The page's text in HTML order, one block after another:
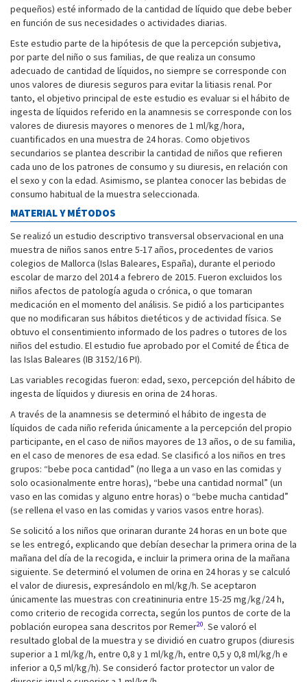
pequeños) esté informado de la cantidad de líquido que debe beber
en función de sus necesidades o actividades diarias.
Este estudio parte de la hipótesis de que la percepción subjetiva,
por parte del niño o sus familias, de que realiza un consumo
adecuado de cantidad de líquidos, no siempre se corresponde con
unos valores de diuresis seguros para evitar la litiasis renal. Por
tanto, el objetivo principal de este estudio es evaluar si el hábito de
ingesta de líquidos referido en la anamnesis se corresponde con los
valores de diuresis mayores o menores de 1 ml/kg/hora,
cuantificados en una muestra de 24 horas. Como objetivos
secundarios se plantea describir la cantidad de niños que refieren
cada uno de los patrones de consumo y su diuresis, en relación con
el sexo y con la edad. Asimismo, se plantea conocer las bebidas de
consumo habitual de la muestra seleccionada.
MATERIAL Y MÉTODOS
Se realizó un estudio descriptivo transversal observacional en una
muestra de niños sanos entre 5-17 años, procedentes de varios
colegios de Mallorca (Islas Baleares, España), durante el periodo
escolar de marzo del 2014 a febrero de 2015. Fueron excluidos los
niños afectos de patología aguda o crónica, o que tomaran
medicación en el momento del análisis. Se pidió a los participantes
que no modificaran sus hábitos dietéticos y de actividad física. Se
obtuvo el consentimiento informado de los padres o tutores de los
niños del estudio. El estudio fue aprobado por el Comité de Ética de
las Islas Baleares (IB 3152/16 PI).
Las variables recogidas fueron: edad, sexo, percepción del hábito de
ingesta de líquidos y diuresis en orina de 24 horas.
A través de la anamnesis se determinó el hábito de ingesta de
líquidos de cada niño referida únicamente a la percepción del propio
participante, en el caso de niños mayores de 13 años, o de su familia,
en el caso de menores de esa edad. Se clasificó a los niños en tres
grupos: “bebe poca cantidad” (no llega a un vaso en las comidas y
solo ocasionalmente entre horas), “bebe una cantidad normal” (un
vaso en las comidas y alguno entre horas) o “bebe mucha cantidad”
(se rellena el vaso en las comidas y varios vasos entre horas).
Se solicitó a los niños que orinaran durante 24 horas en un bote que
se les entregó, explicando que debían desechar la primera orina de la
mañana del día de la recogida, e incluir la primera orina de la mañana
siguiente. Se determinó el volumen de orina en 24 horas y se calculó
el valor de diuresis, expresándolo en ml/kg/h. Se aceptaron
únicamente las muestras con creatininuria entre 15-25 mg/kg/24 h,
como criterio de recogida correcta, según los puntos de corte de la
población europea sana descritos por Remer20. Se valoró el
resultado global de la muestra y se dividió en cuatro grupos (diuresis
superior a 1 ml/kg/h, entre 0,8 y 1 ml/kg/h, entre 0,5 y 0,8 ml/kg/h e
inferior a 0,5 ml/kg/h). Se consideró factor protector un valor de